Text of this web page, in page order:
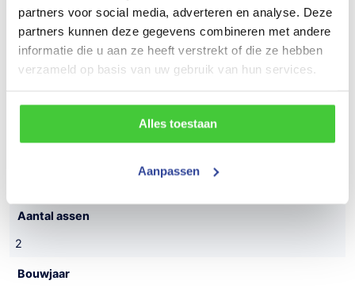
partners voor social media, adverteren en analyse. Deze
partners kunnen deze gegevens combineren met andere
informatie die u aan ze heeft verstrekt of die ze hebben
verzameld op basis van uw gebruik van hun services.
Alles toestaan
Aanpassen
501x192 cm (LxBxH)
Gewicht
720 kg
Aantal assen
2
Bouwjaar